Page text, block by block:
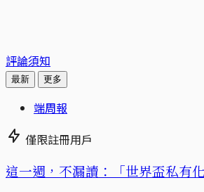
評論須知
最新 更多
端周報
僅限註冊用戶
這一週，不漏讀：「世界盃私有